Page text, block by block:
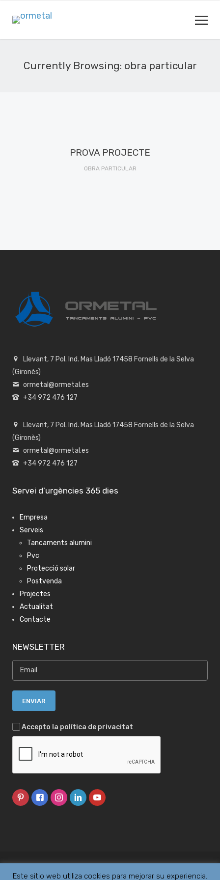
Currently Browsing: obra particular
PROVA PROJECTE
OBRA PARTICULAR
Llevant, 7 Pol. Ind. Mas Lladó 17458 Fornells de la Selva
(Gironès)
ormetal@ormetal.es
+34 972 476 127
Llevant, 7 Pol. Ind. Mas Lladó 17458 Fornells de la Selva
(Gironès)
ormetal@ormetal.es
+34 972 476 127
Servei d’urgències 365 dies
Empresa
Serveis
Tancaments alumini
Pvc
Protecció solar
Postvenda
Projectes
Actualitat
Contacte
NEWSLETTER
Accepto la política de privacitat
2019 © ORMETAL · AVÍS LEGAL POLÍTICA DE PRIVACITAT
Este sitio web utiliza cookies para mejorar su experiencia.